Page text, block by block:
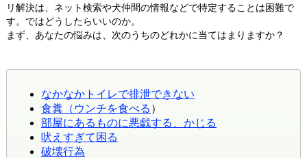
リ解決は、ネット検索や犬仲間の情報などで特定することは困難で
す。ではどうしたらいいのか。
まず、あなたの悩みは、次のうちのどれかに当てはまりますか？
なかなかトイレで排泄できない
食糞（ウンチを食べる ）
部屋にあるものに悪戯する、かじる
吠えすぎて困る
破壊行為